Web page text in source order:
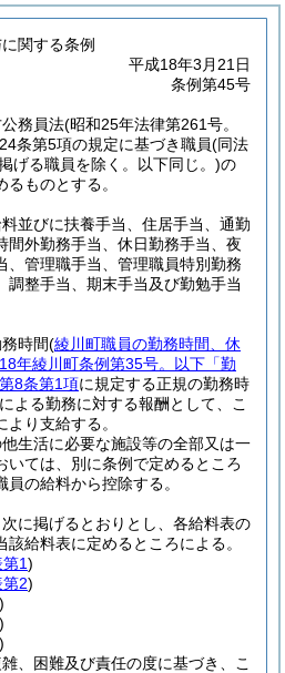
関する条例
平成18年3月21日
条例第45号
務員法(昭和25年法律第261号。
条第5項の規定に基づき職員(同法
げる職員を除く。以下同じ。)の
ものとする。
並びに扶養手当、住居手当、通勤
間外勤務手当、休日勤務手当、夜
、管理職手当、管理職員特別勤務
調整手当、期末手当及び勤勉手当
時間(綾川町職員の勤務時間、休
年綾川町条例第35号。以下「勤
第8条第1項に規定する正規の勤務時
による勤務に対する報酬として、こ
り支給する。
生活に必要な施設等の全部又は一
いては、別に条例で定めるところ
の給料から控除する。
に掲げるとおりとし、各給料表の
給料表に定めるところによる。
1)
第2)
、困難及び責任の度に基づき、こ